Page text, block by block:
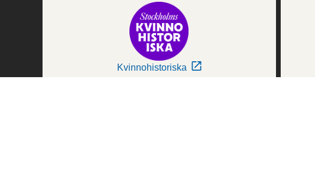
Kvinnohistoriska